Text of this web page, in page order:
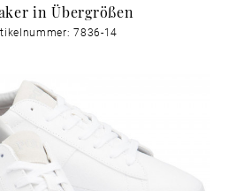
in Übergrößen
7836-14